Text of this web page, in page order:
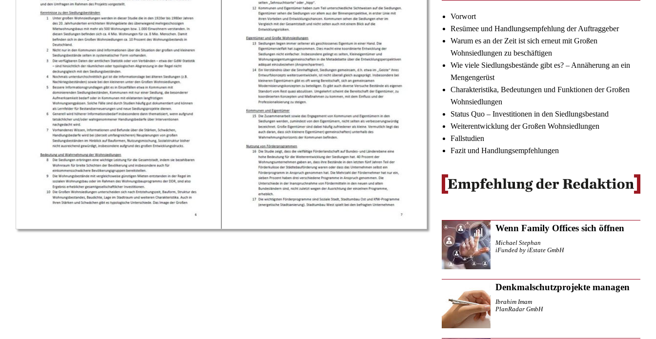
Vorwort
Resümee und Handlungsempfehlung der Auftraggeber
Warum es an der Zeit ist sich erneut mit Großen
Wohnsiedlungen zu beschäftigen
Wie viele Siedlungsbestände gibt es? – Annäherung an ein
Mengengerüst
Charakteristika, Bedeutungen und Funktionen der Großen
Wohnsiedlungen
Status Quo – Investitionen in den Siedlungsbestand
Weiterentwicklung der Großen Wohnsiedlungen
Fallstudien
Fazit und Handlungsempfehlungen
Wenn Family Offices sich öffnen
Michael Stephan
iFunded by iEstate GmbH
Denkmalschutzprojekte managen
Ibrahim Imam
PlanRadar GmbH